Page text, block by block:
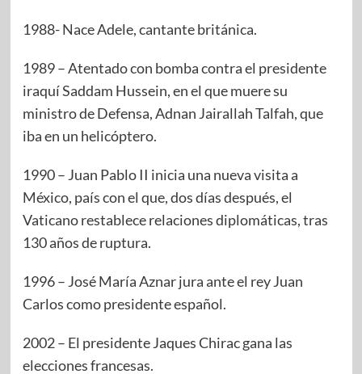
1988- Nace Adele, cantante británica.
1989 – Atentado con bomba contra el presidente
iraquí Saddam Hussein, en el que muere su
ministro de Defensa, Adnan Jairallah Talfah, que
iba en un helicóptero.
1990 – Juan Pablo II inicia una nueva visita a
México, país con el que, dos días después, el
Vaticano restablece relaciones diplomáticas, tras
130 años de ruptura.
1996 – José María Aznar jura ante el rey Juan
Carlos como presidente español.
2002 – El presidente Jaques Chirac gana las
elecciones francesas.